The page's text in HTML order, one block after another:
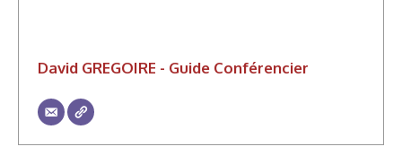
David GREGOIRE - Guide Conférencier